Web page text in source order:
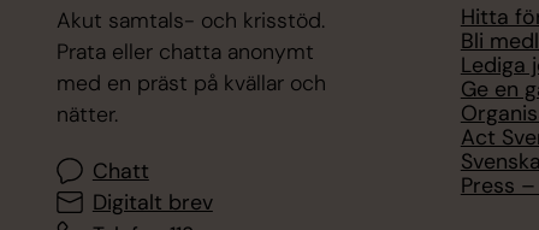
Akut samtals- och krisstöd.
Prata eller chatta anonymt
med en präst på kvällar och
nätter.
Chatt
Digitalt brev
Hitta
Bli
Lediga
Ge en
Act
Press